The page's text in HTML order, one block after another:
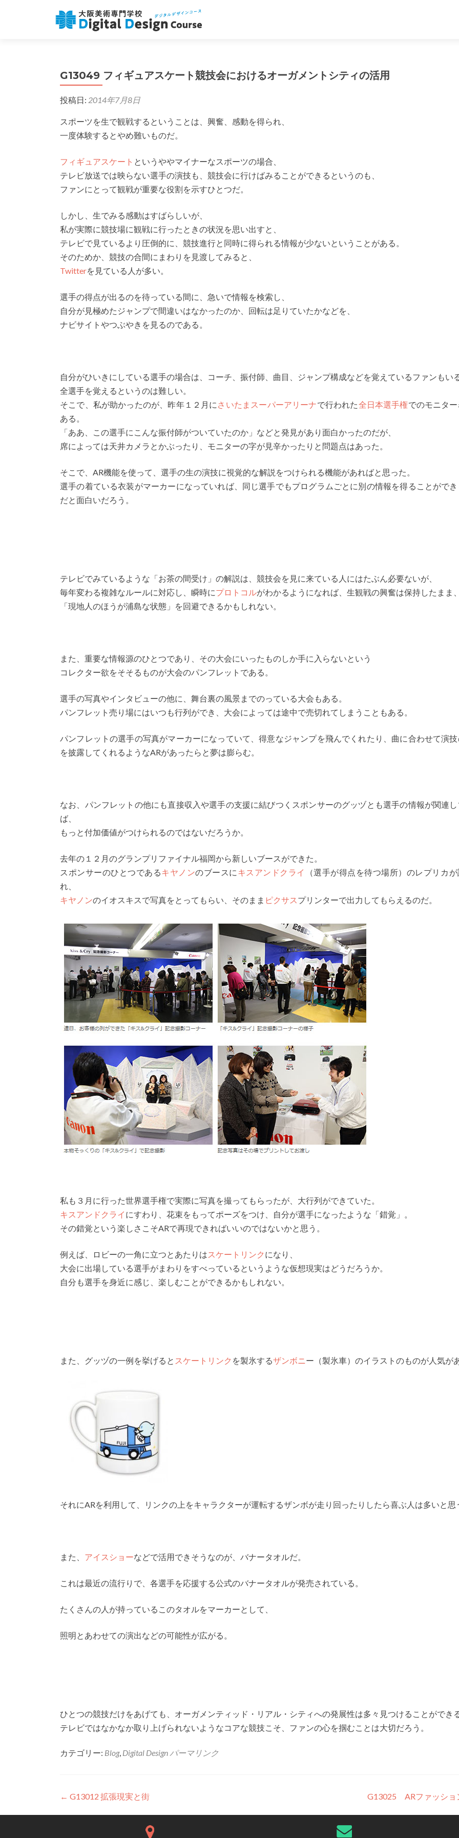
G13049 フィギュアスケート競技会におけるオーガメントシティの活用
投稿日: 2014年7月8日
スポーツを生で観戦するということは、興奮、感動を得られ、
一度体験するとやめ難いものだ。
フィギュアスケート というややマイナーなスポーツの場合、
テレビ放送では映らない選手の演技も、競技会に行けばみることができるというのも、
ファンにとって観戦が重要な役割を示すひとつだ。
しかし、生でみる感動はすばらしいが、
私が実際に競技場に観戦に行ったときの状況を思い出すと、
テレビで見ているより圧倒的に、競技進行と同時に得られる情報が少ないということがある。
そのためか、競技の合間にまわりを見渡してみると、
Twitterを見ている人が多い。
選手の得点が出るのを待っている間に、急いで情報を検索し、
自分が見極めたジャンプで間違いはなかったのか、回転は足りていたかなどを、
ナビサイトやつぶやきを見るのである。
自分がひいきにしている選手の場合は、コーチ、振付師、曲目、ジャンプ構成などを覚えているファンもい
全選手を覚えるというのは難しい。
そこで、私が助かったのが、昨年１２月に さいたまスーパーアリーナで行われた全日本選手権でのモニタ
ある。
「ああ、この選手にこんな振付師がついていたのか」などと発見があり面白かったのだが、
席によっては天井カメラとかぶったり、モニターの字が見辛かったりと問題点はあった。
そこで、AR機能を使って、選手の生の演技に視覚的な解説をつけられる機能があればと思った。
選手の着ている衣装がマーカーになっていれば、同じ選手でもプログラムごとに別の情報を得ることがで
だと面白いだろう。
テレビでみているような「お茶の間受け」の解説は、競技会を見に来ている人にはたぶん必要ないが、
毎年変わる複雑なルールに対応し、瞬時にプロトコルがわかるようになれば、生観戦の興奮は保持したまま
「現地人のほうが浦島な状態」を回避できるかもしれない。
また、重要な情報源のひとつであり、その大会にいったものしか手に入らないという
コレクター欲をそそるものが大会のパンフレットである。
選手の写真やインタビューの他に、舞台裏の風景までのっている大会もある。
パンフレット売り場にはいつも行列ができ、大会によっては途中で売切れてしまうこともある。
パンフレットの選手の写真がマーカーになっていて、得意なジャンプを飛んでくれたり、曲に合わせて演
を披露してくれるようなARがあったらと夢は膨らむ。
なお、パンフレットの他にも直接収入や選手の支援に結びつくスポンサーのグッヅとも選手の情報が関連
ば、
もっと付加価値がつけられるのではないだろうか。
去年の１２月のグランプリファイナル福岡から新しいブースができた。
スポンサーのひとつであるキヤノンのブースに キスアンドクライ
（選手が得点を待つ場所）のレプリカ
れ、
キヤノンのイオスキスで写真をとってもらい、そのまま ピクサス プリンターで出力してもらえるのだ。
私も３月に行った世界選手権で実際に写真を撮ってもらったが、大行列ができていた。
キスアンドクライ にすわり、花束をもってポーズをつけ、自分が選手になったような「錯覚」。
その錯覚という楽しさこそARで再現できればいいのではないかと思う。
例えば、ロビーの一角に立つとあたりはスケートリンク になり、
大会に出場している選手がまわりをすべっているというような仮想現実はどうだろうか。
自分も選手を身近に感じ、楽しむことができるかもしれない。
また、グッヅの一例を挙げると スケートリンク を製氷するザンボニー（製氷車）のイラストのものが人気が
それにARを利用して、リンクの上をキャラクターが運転するザンボが走り回ったりしたら喜ぶ人は多いと思
また、 アイスショーなどで活用できそうなのが、バナータオルだ。
これは最近の流行りで、各選手を応援する公式のバナータオルが発売されている。
たくさんの人が持っているこのタオルをマーカーとして、
照明とあわせての演出などの可能性が広がる。
ひとつの競技だけをあげても、オーガメンティッド・リアル・シティへの発展性は多々見つけることができ
テレビではなかなか取り上げられないようなコアな競技こそ、ファンの心を掴むことは大切だろう。
カテゴリー: Blog, Digital Design パーマリンク
投稿ナビゲーション
← G13012 拡張現実と街 G13025 ARファッショ